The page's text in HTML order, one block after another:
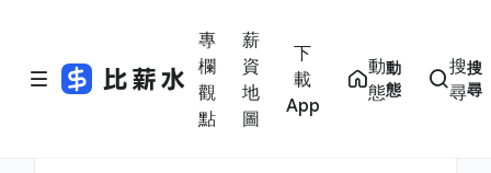
專
欄
觀
點
薪
資
地
圖
下
載
App
動
態
動
態
搜
尋
搜
尋